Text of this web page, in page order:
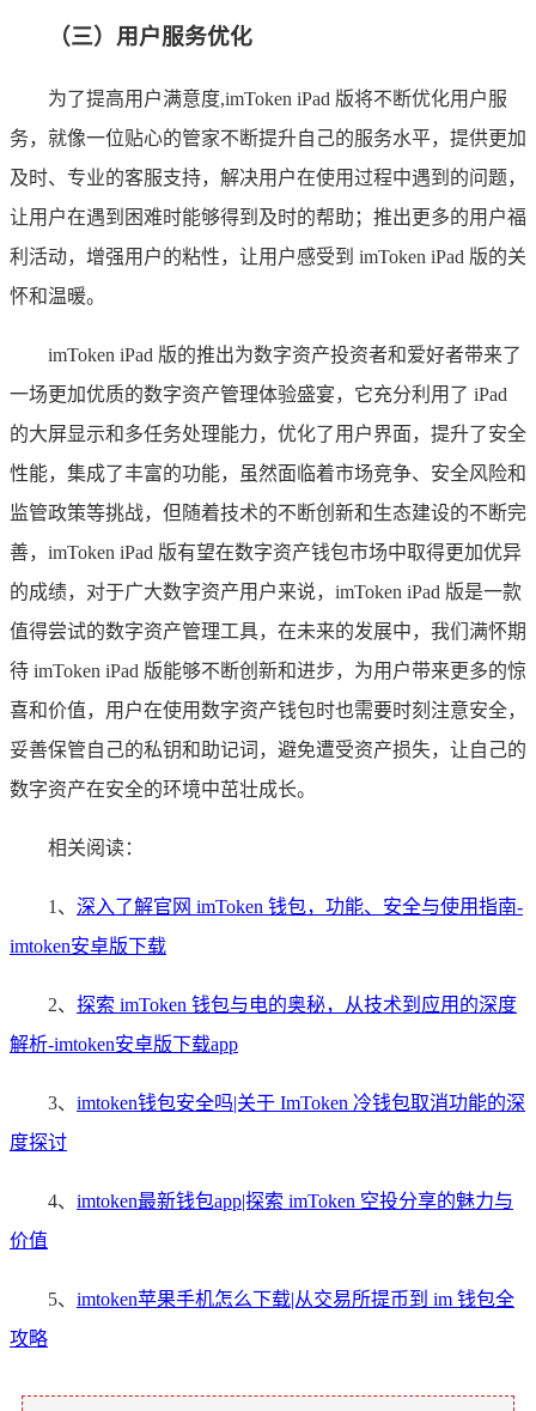
（三）用户服务优化
为了提高用户满意度,imToken iPad 版将不断优化用户服
务，就像一位贴心的管家不断提升自己的服务水平，提供更加
及时、专业的客服支持，解决用户在使用过程中遇到的问题，
让用户在遇到困难时能够得到及时的帮助；推出更多的用户福
利活动，增强用户的粘性，让用户感受到 imToken iPad 版的关
怀和温暖。
imToken iPad 版的推出为数字资产投资者和爱好者带来了
一场更加优质的数字资产管理体验盛宴，它充分利用了 iPad
的大屏显示和多任务处理能力，优化了用户界面，提升了安全
性能，集成了丰富的功能，虽然面临着市场竞争、安全风险和
监管政策等挑战，但随着技术的不断创新和生态建设的不断完
善，imToken iPad 版有望在数字资产钱包市场中取得更加优异
的成绩，对于广大数字资产用户来说，imToken iPad 版是一款
值得尝试的数字资产管理工具，在未来的发展中，我们满怀期
待 imToken iPad 版能够不断创新和进步，为用户带来更多的惊
喜和价值，用户在使用数字资产钱包时也需要时刻注意安全，
妥善保管自己的私钥和助记词，避免遭受资产损失，让自己的
数字资产在安全的环境中茁壮成长。
相关阅读：
1、 深入了解官网 imToken 钱包，功能、安全与使用指南-
imtoken安卓版下载
2、 探索 imToken 钱包与电的奥秘，从技术到应用的深度
解析-imtoken安卓版下载app
3、 imtoken钱包安全吗|关于 ImToken 冷钱包取消功能的深
度探讨
4、 imtoken最新钱包app|探索 imToken 空投分享的魅力与
价值
5、 imtoken苹果手机怎么下载|从交易所提币到 im 钱包全
攻略